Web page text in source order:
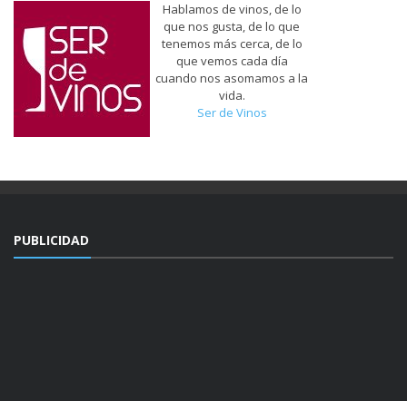
Hablamos de vinos, de lo
que nos gusta, de lo que
tenemos más cerca, de lo
que vemos cada día
cuando nos asomamos a la
vida.
Ser de Vinos
PUBLICIDAD